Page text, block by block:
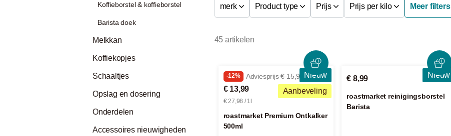
Koffieborstel & koffieborstel
Barista doek
Melkkan
Koffiekopjes
Schaaltjes
Opslag en dosering
Onderdelen
Accessoires nieuwigheden
merk Product type Prijs Prijs per kilo Meer filters
45 artikelen
Nieuw
Aanbeveling
-12% Adviesprijs € 15,99
€ 13,99
€ 27,98 / 1l
roastmarket Premium Ontkalker
500ml
Nieuw
€ 8,99
roastmarket reinigingsborstel
Barista